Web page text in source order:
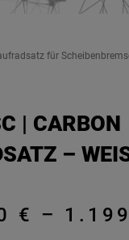
für
| CARBON
–
€ –